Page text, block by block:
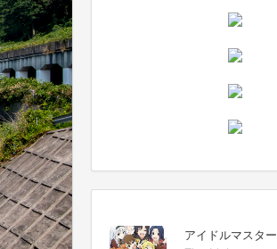
アイドルマスター